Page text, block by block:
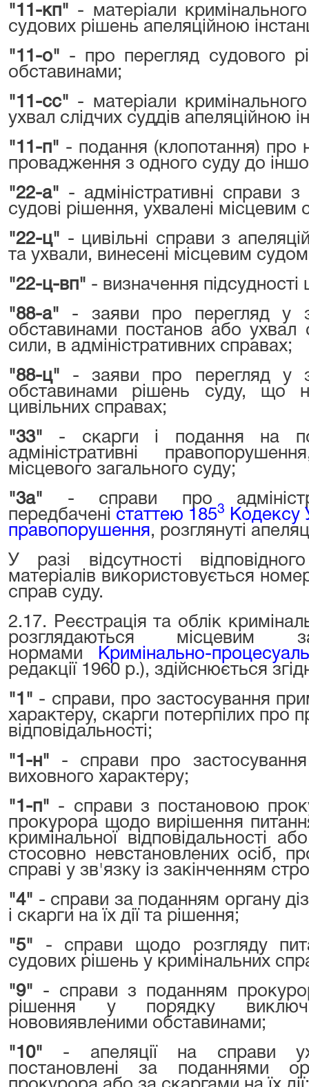
"11-кп" - матеріали
судових рішень апеляційною
"11-о" - про перегляд судового
обставинами;
"11-сс" - матеріали
ухвал слідчих суддів апеляційною
"11-п" - подання (клопотання) про
провадження з одного суду до
"22-а" - адміністративні справи
судові рішення, ухвалені місцевим
"22-ц" - цивільні справи з
та ухвали, винесені місцевим
"22-ц-вп" - визначення підсудності
"88-а" - заяви про перегляд у
обставинами постанов або ухвал
сили, в адміністративних справах;
"88-ц" - заяви про перегляд у
обставинами рішень суду, що
цивільних справах;
"33" - скарги і подання на
адміністративні
місцевого загального суду;
"3а" - справи про
передбачені статтею 1853
Кодексу
правопорушення, розглянуті
У разі відсутності
матеріалів використовується
справ суду.
2.17. Реєстрація та облік
розглядаються
нормами
Кримінально-
редакції 1960 р.), здійснюється
"1" - справи, про застосування
характеру, скарги потерпілих про
відповідальності;
"1-н" - справи про застосування
виховного характеру;
"1-п" - справи з постановою
прокурора щодо вирішення
кримінальної відповідальності
стосовно невстановлених осіб,
справі у зв'язку із закінченням
"4" - справи за поданням органу
і скарги на їх дії та рішення;
"5" - справи щодо розгляду
судових рішень у кримінальних
"9" - справи з поданням
рішення у порядку
нововиявленими обставинами;
"10" - апеляції на справи
постановлені за поданнями